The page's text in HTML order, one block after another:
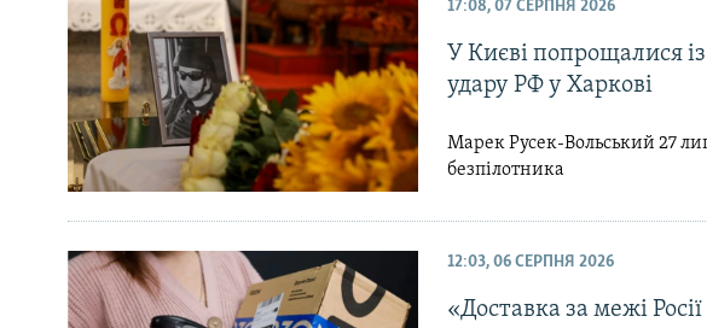
ФОТО
СПЕЦПРОЄКТИ
ПОДКАСТИ
17:08, 07 СЕРПНЯ 2026
У Києві попрощалися
удару РФ у Харкові
Марек Русек-Вольський 27
безпілотника
12:03, 06 СЕРПНЯ 2026
«Доставка за межі